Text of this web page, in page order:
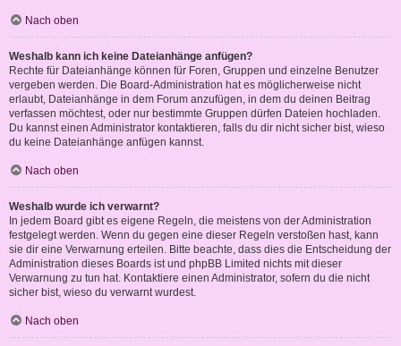
Nach oben
Weshalb kann ich keine Dateianhänge anfügen?
Rechte für Dateianhänge können für Foren, Gruppen und einzelne Benutzer
vergeben werden. Die Board-Administration hat es möglicherweise nicht
erlaubt, Dateianhänge in dem Forum anzufügen, in dem du deinen Beitrag
verfassen möchtest, oder nur bestimmte Gruppen dürfen Dateien hochladen.
Du kannst einen Administrator kontaktieren, falls du dir nicht sicher bist, wieso
du keine Dateianhänge anfügen kannst.
Nach oben
Weshalb wurde ich verwarnt?
In jedem Board gibt es eigene Regeln, die meistens von der Administration
festgelegt werden. Wenn du gegen eine dieser Regeln verstoßen hast, kann
sie dir eine Verwarnung erteilen. Bitte beachte, dass dies die Entscheidung der
Administration dieses Boards ist und phpBB Limited nichts mit dieser
Verwarnung zu tun hat. Kontaktiere einen Administrator, sofern du die nicht
sicher bist, wieso du verwarnt wurdest.
Nach oben